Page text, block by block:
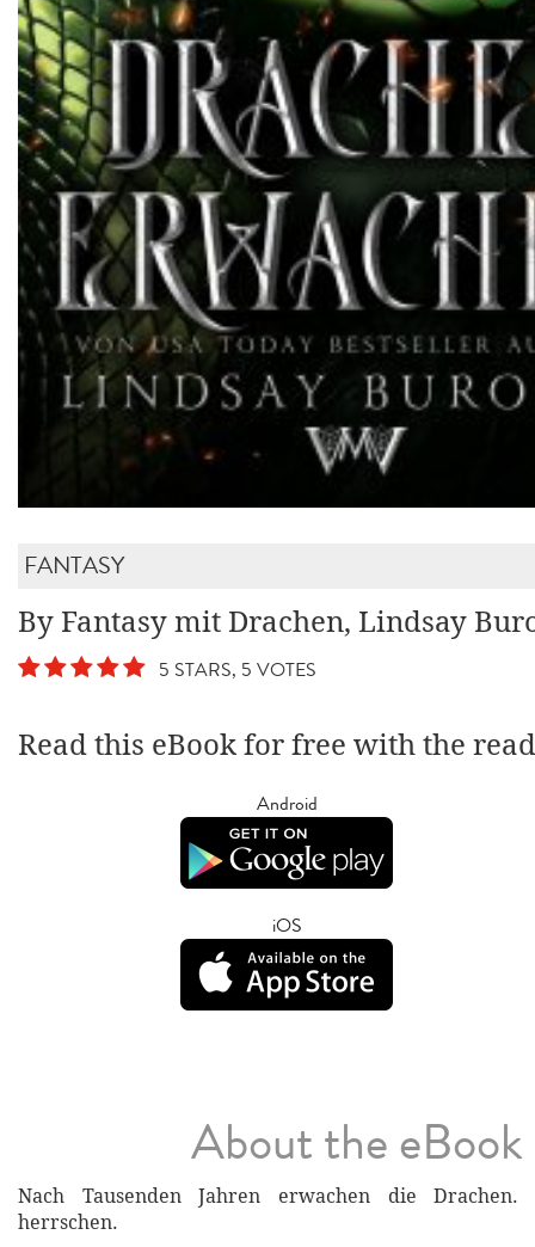
FANTASY
By Fantasy mit Drachen, Lindsay
5 STARS, 5 VOTES
Read this eBook for free with the
Android
iOS
About the eBook
Nach Tausenden Jahren erwachen die
herrschen.